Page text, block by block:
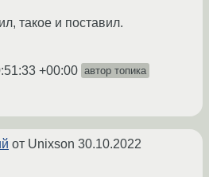
такое и поставил.
+00:00 автор топика
от Unixson 30.10.2022